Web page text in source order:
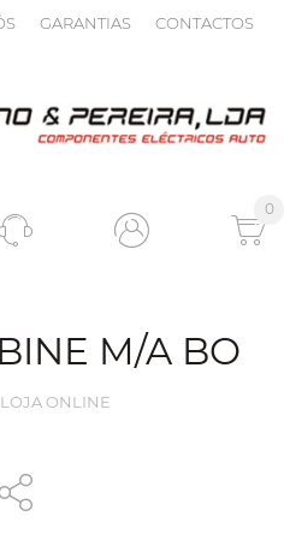
GARANTIAS CONTACTOS
0
M/A BO
LOJA ONLINE